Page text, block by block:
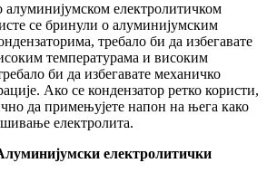
алуминијумском електролитичком
се бринули о алуминијумским
требало би да избегавате
температурама и високим
би да избегавате механичко
Ако се кондензатор ретко користи,
да примењујете напон на њега како
електролита.
електролитички